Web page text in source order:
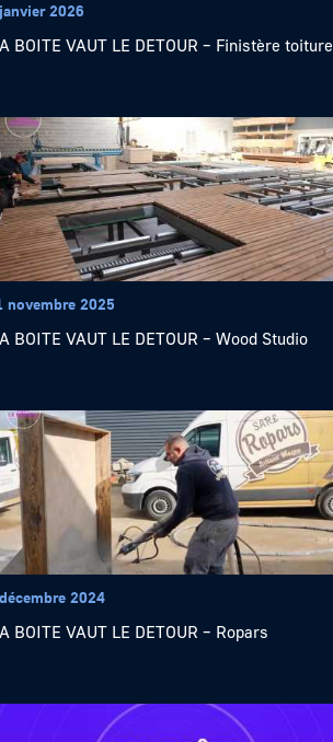
2026
BOITE VAUT LE DETOUR – Finistère toiture
novembre 2025
BOITE VAUT LE DETOUR – Wood Studio
2024
BOITE VAUT LE DETOUR – Ropars